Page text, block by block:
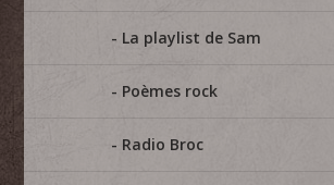
La playlist de Sam
Poèmes rock
Radio Broc